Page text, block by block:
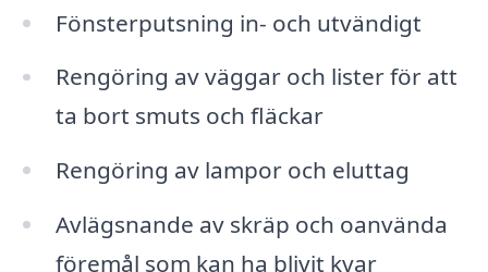
Fönsterputsning in- och utvändigt
Rengöring av väggar och lister för att
ta bort smuts och fläckar
Rengöring av lampor och eluttag
Avlägsnande av skräp och oanvända
föremål som kan ha blivit kvar